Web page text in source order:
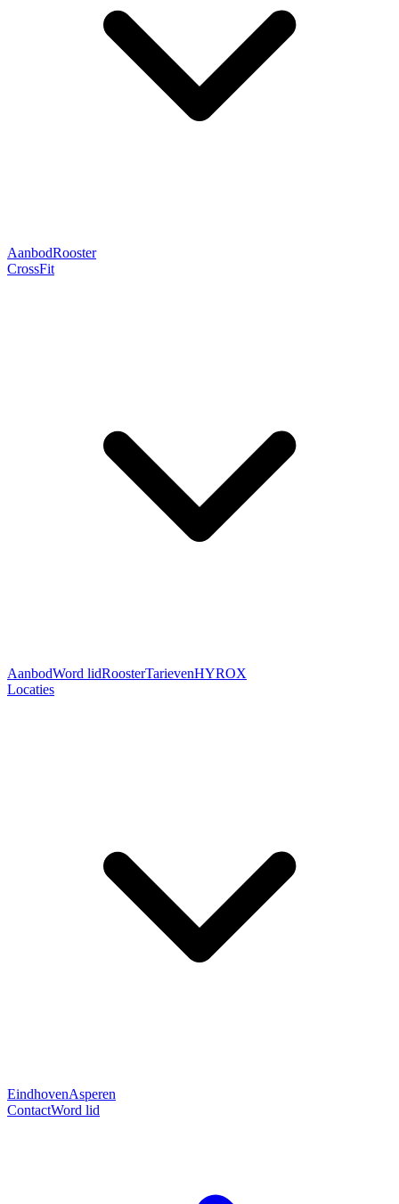
AanbodRooster
CrossFit
AanbodWord lidRoosterTarievenHYROX
Locaties
EindhovenAsperen
ContactWord lid